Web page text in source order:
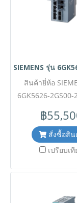
ความถี่ 2.4/5
ความเร็วในการรั
4 ช่อง และจุดเชื่
อากาศแบบ R-
ช่อง ภายใต้ตัวเรื
ไฟเลี้ยงแบบคู่
V DC) และทนทาน
การทำงานตั้งแต่ -
สร้างเครือข่ายไร้ส
การติดตั้งภายใน
SIEMENS รุ่น
สินค้ายี่ห้อ
6GK5626-2GS00-
ความปลอดภัยเครือ
อุตสาหกรรม
Security
SC626-2C รหัส
ระบบ Firewall ใ
฿
สั่งซื้อสิน
เปรียบเ